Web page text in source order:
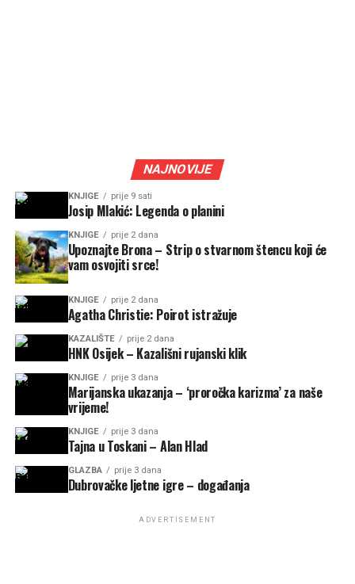
NAJNOVIJE
KNJIGE prije 9 sati
Josip Mlakić: Legenda o planini
KNJIGE prije 2 dana
Upoznajte Brona – Strip o stvarnom štencu koji će
vam osvojiti srce!
KNJIGE prije 2 dana
Agatha Christie: Poirot istražuje
KAZALIŠTE prije 2 dana
HNK Osijek – Kazališni rujanski klik
KNJIGE prije 3 dana
Marijanska ukazanja – ‘proročka karizma’ za naše
vrijeme!
KNJIGE prije 3 dana
Tajna u Toskani – Alan Hlad
GLAZBA prije 3 dana
Dubrovačke ljetne igre – događanja
ADVERTISEMENT